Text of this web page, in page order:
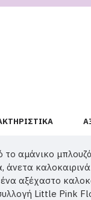
το αμάνικο
αξέχαστο
Little Pink